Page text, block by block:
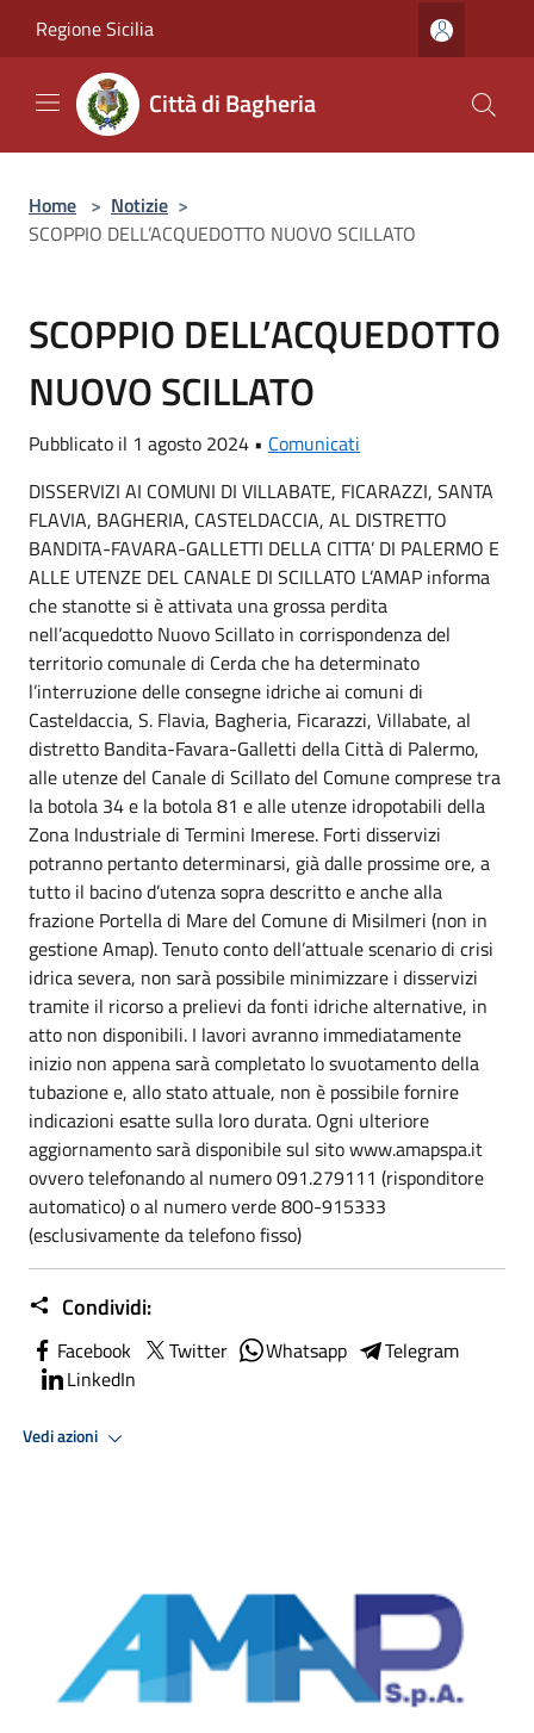
Regione Sicilia
Città di Bagheria
Home > Notizie >
SCOPPIO DELL’ACQUEDOTTO NUOVO SCILLATO
SCOPPIO DELL’ACQUEDOTTO
NUOVO SCILLATO
Pubblicato il 1 agosto 2024 • Comunicati
DISSERVIZI AI COMUNI DI VILLABATE, FICARAZZI, SANTA
FLAVIA, BAGHERIA, CASTELDACCIA, AL DISTRETTO
BANDITA-FAVARA-GALLETTI DELLA CITTA’ DI PALERMO E
ALLE UTENZE DEL CANALE DI SCILLATO L’AMAP informa
che stanotte si è attivata una grossa perdita
nell’acquedotto Nuovo Scillato in corrispondenza del
territorio comunale di Cerda che ha determinato
l’interruzione delle consegne idriche ai comuni di
Casteldaccia, S. Flavia, Bagheria, Ficarazzi, Villabate, al
distretto Bandita-Favara-Galletti della Città di Palermo,
alle utenze del Canale di Scillato del Comune comprese tra
la botola 34 e la botola 81 e alle utenze idropotabili della
Zona Industriale di Termini Imerese. Forti disservizi
potranno pertanto determinarsi, già dalle prossime ore, a
tutto il bacino d’utenza sopra descritto e anche alla
frazione Portella di Mare del Comune di Misilmeri (non in
gestione Amap). Tenuto conto dell’attuale scenario di crisi
idrica severa, non sarà possibile minimizzare i disservizi
tramite il ricorso a prelievi da fonti idriche alternative, in
atto non disponibili. I lavori avranno immediatamente
inizio non appena sarà completato lo svuotamento della
tubazione e, allo stato attuale, non è possibile fornire
indicazioni esatte sulla loro durata. Ogni ulteriore
aggiornamento sarà disponibile sul sito www.amapspa.it
ovvero telefonando al numero 091.279111 (risponditore
automatico) o al numero verde 800-915333
(esclusivamente da telefono fisso)
Condividi:
Facebook Twitter Whatsapp
Telegram
LinkedIn
Vedi azioni